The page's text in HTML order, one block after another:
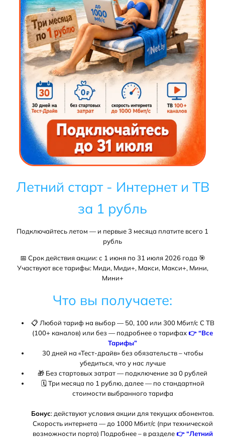
Летний старт - Интернет и ТВ
за 1 рубль
Подключайтесь летом — и первые 3 месяца платите всего 1
рубль
📅 Срок действия акции: с 1 июня по 31 июля 2026 года 🎯
Участвуют все тарифы: Миди, Миди+, Макси, Макси+, Мини,
Мини+
Что вы получаете:
📋 Любой тариф на выбор — 50, 100 или 300 Мбит/с С ТВ
(100+ каналов) или без — подробнее о тарифах👉 “Все
Тарифы”
30 дней на «Тест-драйв» без обязательств – чтобы
убедиться, что у нас лучше
🎁 Без стартовых затрат — подключение за 0 рублей
🗓️ Три месяца по 1 рублю, далее — по стандартной
стоимости выбранного тарифа
Бонус: действуют условия акции для текущих абонентов.
Скорость интернета — до 1000 Мбит/с (при технической
возможности порта) Подробнее – в разделе👉 “Летний